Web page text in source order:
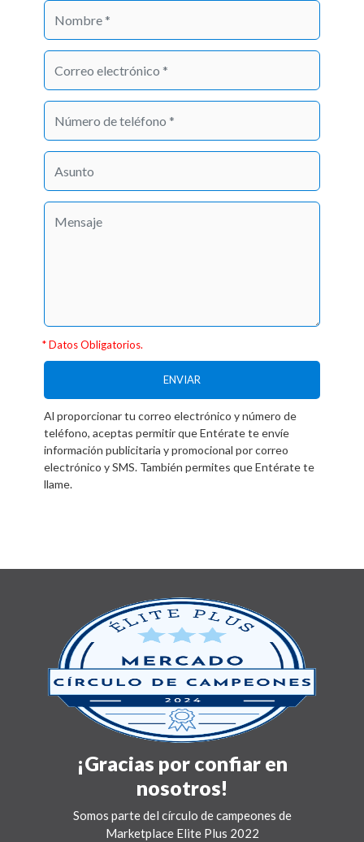
* Datos Obligatorios.
ENVIAR
Al proporcionar tu correo electrónico y número de
teléfono, aceptas permitir que Entérate te envíe
información publicitaria y promocional por correo
electrónico y SMS. También permites que Entérate te
llame.
¡Gracias por confiar en
nosotros!
Somos parte del círculo de campeones de
Marketplace Elite Plus 2022